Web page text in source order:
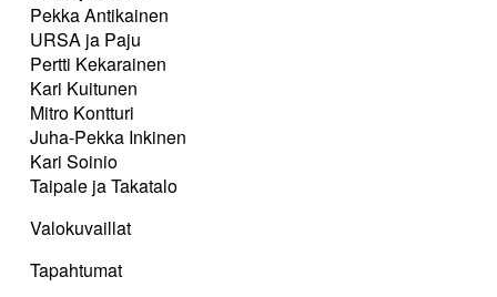
Pekka Antikainen
URSA ja Paju
Pertti Kekarainen
Kari Kuitunen
Mitro Kontturi
Juha-Pekka Inkinen
Kari Soinio
Taipale ja Takatalo
Valokuvaillat
Tapahtumat